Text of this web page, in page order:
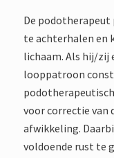
De podotherapeut
te achterhalen en
lichaam. Als hij/zij
looppatroon
voor correctie van
afwikkeling.
voldoende rust te